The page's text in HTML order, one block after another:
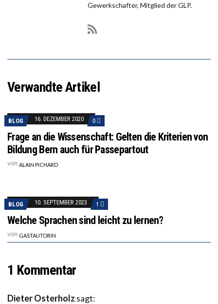
Gewerkschafter, Mitglied der GLP.
Verwandte Artikel
BLOG 16. DEZEMBER 2020 0
Frage an die Wissenschaft: Gelten die Kriterien von
Bildung Bern auch für Passepartout
von ALAIN PICHARD
BLOG 10. SEPTEMBER 2023 1
Welche Sprachen sind leicht zu lernen?
von GASTAUTORIN
1 Kommentar
Dieter Osterholz sagt: